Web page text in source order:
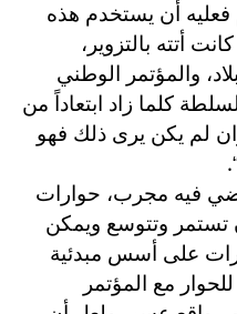
أن يستخدم هذه
أتته بالتزوير،
والمؤتمر الوطني
كلما زاد ابتعاداً من
لم يكن يرى ذلك فهو
فيه مجرب، حوارات
وتتوسع ويمكن
على أسس مبدئية
مع المؤتمر